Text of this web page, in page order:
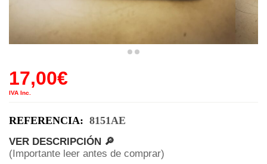
17,00€
IVA Inc.
REFERENCIA: 8151AE
VER DESCRIPCIÓN 🔎
(Importante leer antes de comprar)